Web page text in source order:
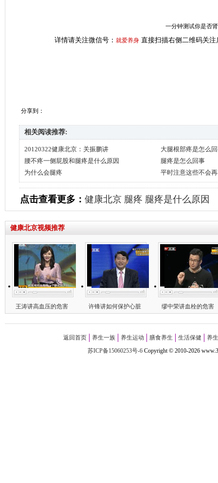
一分钟测试你是否
详情请关注微信号： 就爱养身 直接扫描右侧二维码关注
分享到：
相关阅读推荐:
20120322健康北京：关振鹏讲
大腿根部疼是怎么
腰不疼一侧屁股和腿疼是什么原因
腿疼是怎么回事
为什么会腿疼
平时注意这些不会
点击查看更多： 健康北京 腿疼 腿疼是什么原因
健康北京视频推荐
王涛讲高血压的危害 许锋讲如何保护心脏 缪中荣讲血栓的危害
返回首页 养生一族 养生运动 膳食养生 生活保健
养
苏ICP备15060253号-6Copyright©2010-2026